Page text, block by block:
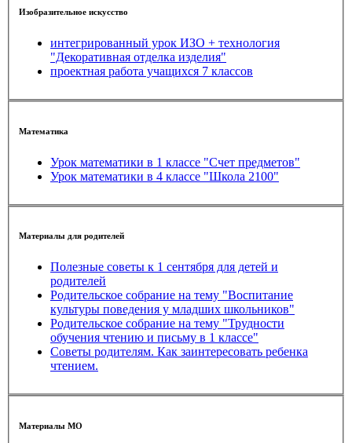
Изобразительное искусство
интегрированный урок ИЗО + технология
"Декоративная отделка изделия"
проектная работа учащихся 7 классов
Математика
Урок математики в 1 классе "Счет предметов"
Урок математики в 4 классе "Школа 2100"
Материалы для родителей
Полезные советы к 1 сентября для детей и
родителей
Родительское собрание на тему "Воспитание
культуры поведения у младших школьников"
Родительское собрание на тему "Трудности
обучения чтению и письму в 1 классе"
Советы родителям. Как заинтересовать ребенка
чтением.
Материалы МО